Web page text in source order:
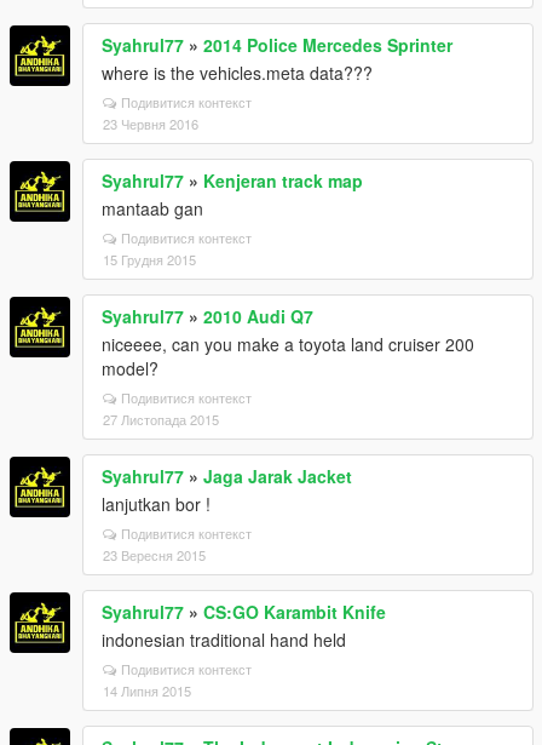
Syahrul77 » 2014 Police Mercedes Sprinter
where is the vehicles.meta data???
Подивитися контекст
23 Червня 2016
Syahrul77 » Kenjeran track map
mantaab gan
Подивитися контекст
15 Грудня 2015
Syahrul77 » 2010 Audi Q7
niceeee, can you make a toyota land cruiser 200
model?
Подивитися контекст
27 Листопада 2015
Syahrul77 » Jaga Jarak Jacket
lanjutkan bor !
Подивитися контекст
23 Вересня 2015
Syahrul77 » CS:GO Karambit Knife
indonesian traditional hand held
Подивитися контекст
14 Липня 2015